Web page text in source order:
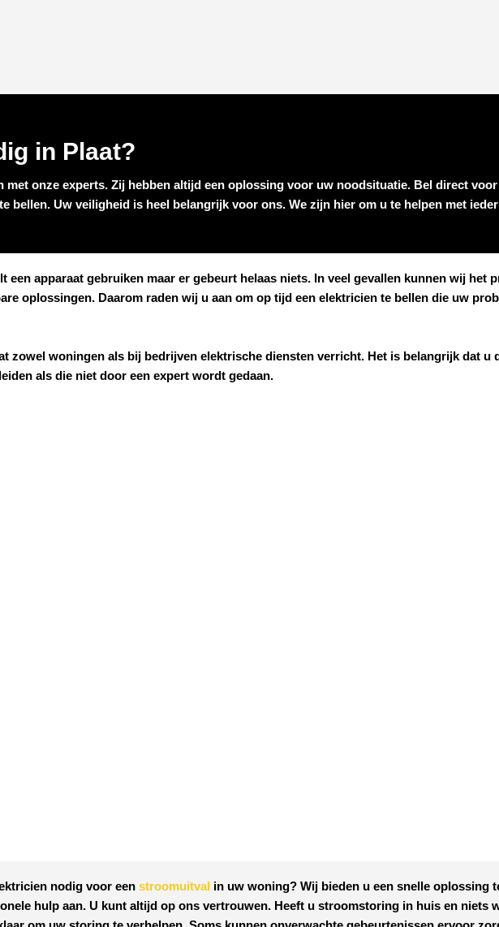
in Plaat?
met onze experts. Zij hebben altijd een oplossing voor uw noodsituatie. Bel direct
bellen. Uw veiligheid is heel belangrijk voor ons. We zijn hier om u te helpen met
een apparaat gebruiken maar er gebeurt helaas niets. In veel gevallen kunnen wij het
oplossingen. Daarom raden wij u aan om op tijd een elektricien te bellen die uw
zowel woningen als bij bedrijven elektrische diensten verricht. Het is belangrijk dat u
als die niet door een expert wordt gedaan.
nodig voor een stroomuitval in uw woning? Wij bieden u een snelle oplossing
hulp aan. U kunt altijd op ons vertrouwen. Heeft u stroomstoring in huis en niets